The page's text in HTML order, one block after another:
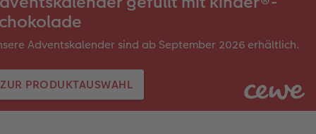
Adventskalender sind ab September 2026 erhältlich.
ZUR PRODUKTAUSWAHL